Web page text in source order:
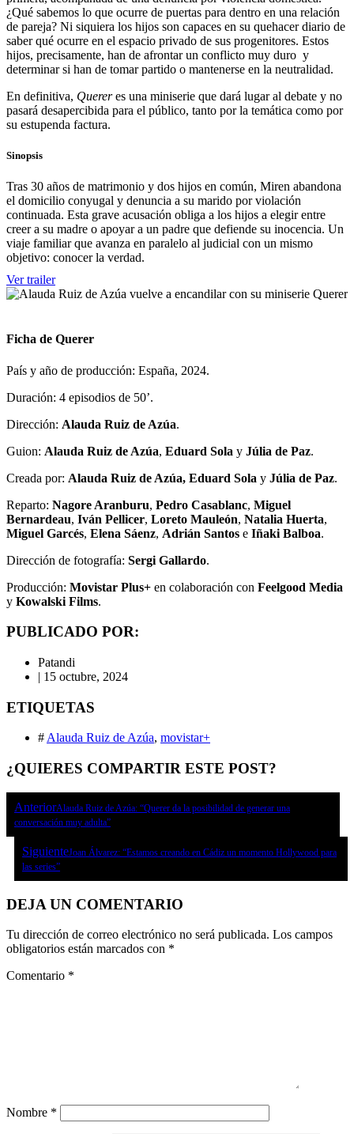
¿Qué sabemos lo que ocurre de puertas para dentro en una relación
de pareja? Ni siquiera los hijos son capaces en su quehacer diario de
saber qué ocurre en el espacio privado de sus progenitores. Estos
hijos, precisamente, han de afrontar un conflicto muy duro y
determinar si han de tomar partido o mantenerse en la neutralidad.
En definitiva, Quereres una miniserie que dará lugar al debate y no
pasará desapercibida para el público, tanto por la temática como por
su estupenda factura.
Sinopsis
Tras 30 años de matrimonio y dos hijos en común, Miren abandona
el domicilio conyugal y denuncia a su marido por violación
continuada. Esta grave acusación obliga a los hijos a elegir entre
creer a su madre o apoyar a un padre que defiende su inocencia. Un
viaje familiar que avanza en paralelo al judicial con un mismo
objetivo: conocer la verdad.
Ver trailer
Ficha de Querer
País y año de producción: España, 2024.
Duración: 4 episodios de 50’.
Dirección: Alauda Ruiz de Azúa.
Guion: Alauda Ruiz de Azúa, Eduard Sola y Júlia de Paz.
Creada por: Alauda Ruiz de Azúa, Eduard Sola y Júlia de Paz.
Reparto: Nagore Aranburu, Pedro Casablanc, Miguel
Bernardeau, Iván Pellicer, Loreto Mauleón, Natalia Huerta,
Miguel Garcés, Elena Sáenz, Adrián Santos e Iñaki Balboa.
Dirección de fotografía: Sergi Gallardo.
Producción: Movistar Plus+ en colaboración con Feelgood Media
y Kowalski Films.
PUBLICADO POR:
Patandi
| 15 octubre, 2024
ETIQUETAS
#Alauda Ruiz de Azúa, movistar+
¿QUIERES COMPARTIR ESTE POST?
AnteriorAlauda Ruiz de Azúa: “Querer da la posibilidad de generar una
conversación muy adulta”
SiguienteJoan Álvarez: “Estamos creando en Cádiz un momento Hollywood para
las series”
DEJA UN COMENTARIO
Tu dirección de correo electrónico no será publicada. Los campos
obligatorios están marcados con *
Comentario *
Nombre *